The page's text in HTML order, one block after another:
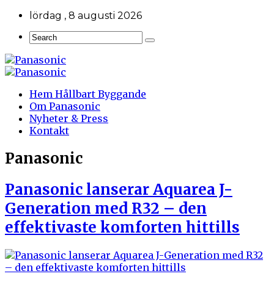
lördag , 8 augusti 2026
Hem Hållbart Byggande
Om Panasonic
Nyheter & Press
Kontakt
Panasonic
Panasonic lanserar Aquarea J-
Generation med R32 – den
effektivaste komforten hittills